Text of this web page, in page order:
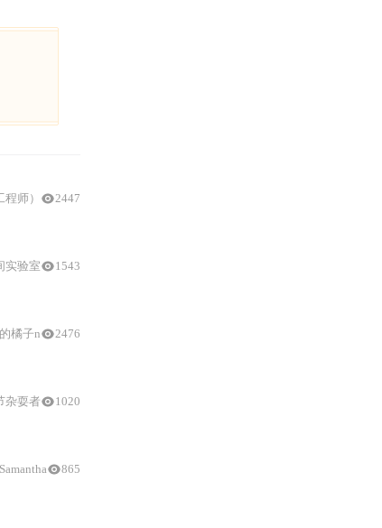
师） 2447
实验室 1543
橘子n 2476
杂耍者 1020
865